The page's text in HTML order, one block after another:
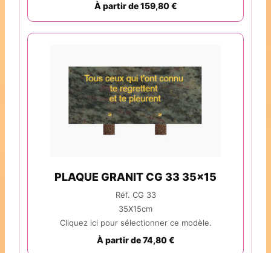
À partir de 159,80 €
PLAQUE GRANIT CG 33 35x15
Réf. CG 33
35X15cm
Cliquez ici pour sélectionner ce modèle.
À partir de 74,80 €